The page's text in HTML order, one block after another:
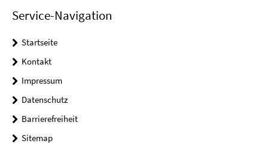
Service-Navigation
Startseite
Kontakt
Impressum
Datenschutz
Barrierefreiheit
Sitemap